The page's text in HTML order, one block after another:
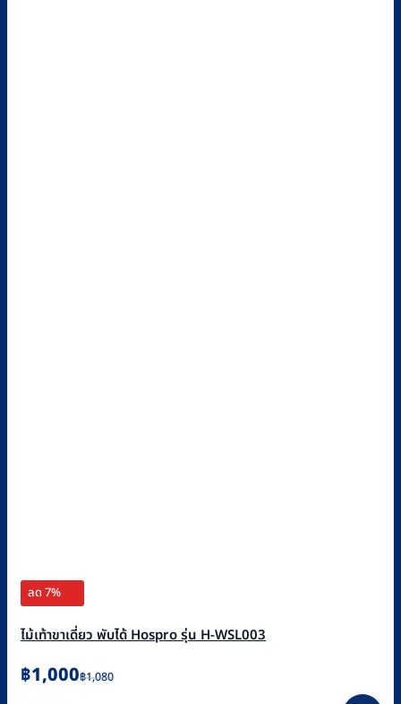
ลด 7%
ไม้เท้าขาเดี่ยว พับได้ Hospro รุ่น H-WSL003
฿1,080
Original
฿1,000
Current